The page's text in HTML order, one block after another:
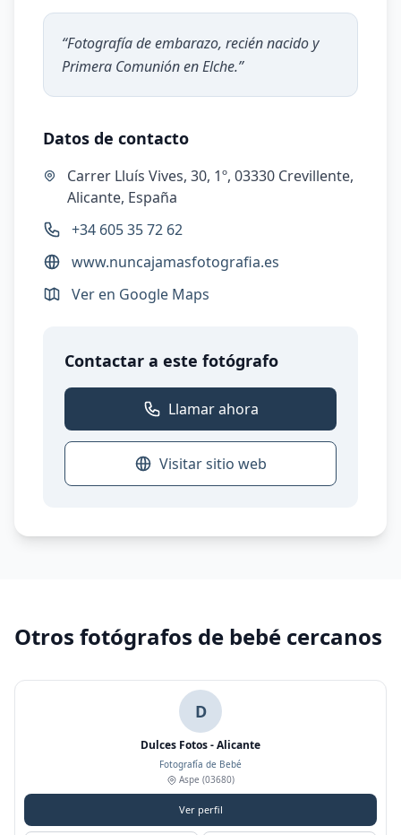
“Fotografía de embarazo, recién nacido y
Primera Comunión en Elche.”
Datos de contacto
Carrer Lluís Vives, 30, 1º, 03330 Crevillente,
Alicante, España
+34 605 35 72 62
www.nuncajamasfotografia.es
Ver en Google Maps
Contactar a este fotógrafo
Llamar ahora
Visitar sitio web
Otros fotógrafos de bebé cercanos
D
Dulces Fotos - Alicante
Fotografía de Bebé
Aspe (03680)
Ver perfil